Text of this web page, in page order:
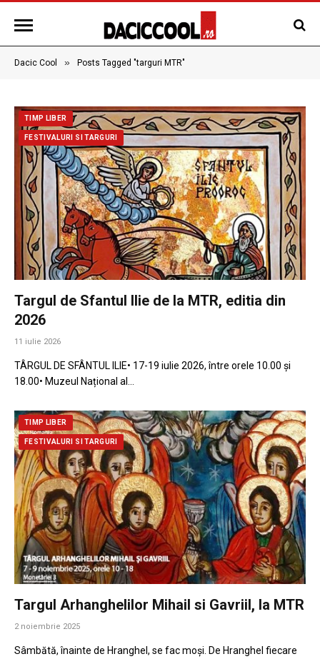
Dacic Cool » Posts Tagged "targuri MTR"
TIMP LIBER
FESTIVALURI SI TARGURI
Targul de Sfantul Ilie de la MTR, editia din
2026
11 iulie 2026
TÂRGUL DE SFÂNTUL ILIE• 17-19 iulie 2026, între orele 10.00 și
18.00• Muzeul Național al…
TIMP LIBER
FESTIVALURI SI TARGURI
Targul Arhanghelilor Mihail si Gavriil, la MTR
2 noiembrie 2025
Sâmbătă, înainte de Hranghel, se fac moși. De Hranghel fiecare